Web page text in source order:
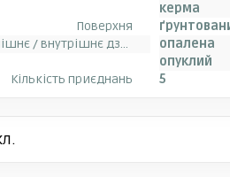
керма
Поверхня
Зовнішнє / внутрішнє дзеркало заднього виду
опалена
опуклий
Кількість приєднань
5